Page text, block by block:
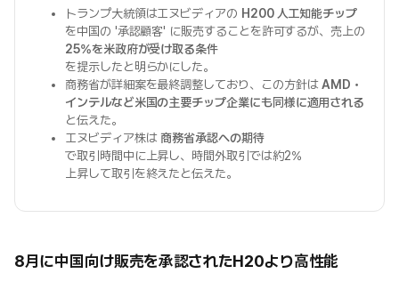
トランプ大統領はエヌビディアの H200 人工知能チップ
を中国の '承認顧客' に販売することを許可するが、売上の
25%を米政府が受け取る条件
を提示したと明らかにした。
商務省が詳細案を最終調整しており、この方針はAMD・
インテルなど米国の主要チップ企業にも同様に適用される
と伝えた。
エヌビディア株は 商務省承認への期待
で取引時間中に上昇し、時間外取引では約2%
上昇して取引を終えたと伝えた。
8月に中国向け販売を承認されたH20より高性能